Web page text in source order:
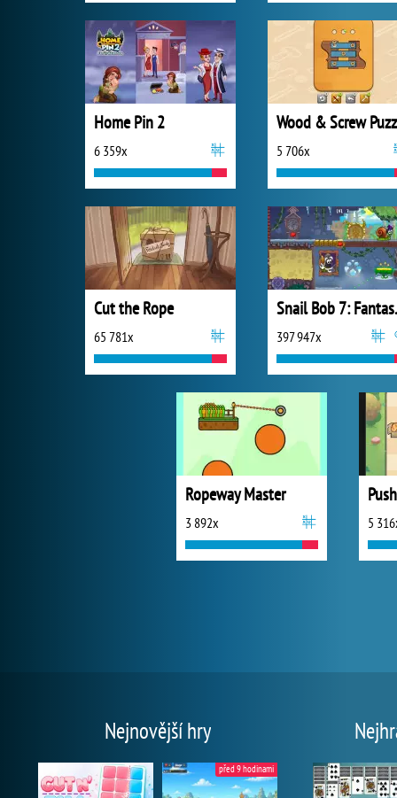
Home Pin 2
6 359x
Wood & Screw
5 706x
Cut the Rope
65 781x 397 947x
Ropeway Master
3 892x 5
Nejnovější hry
před 9 hodinami